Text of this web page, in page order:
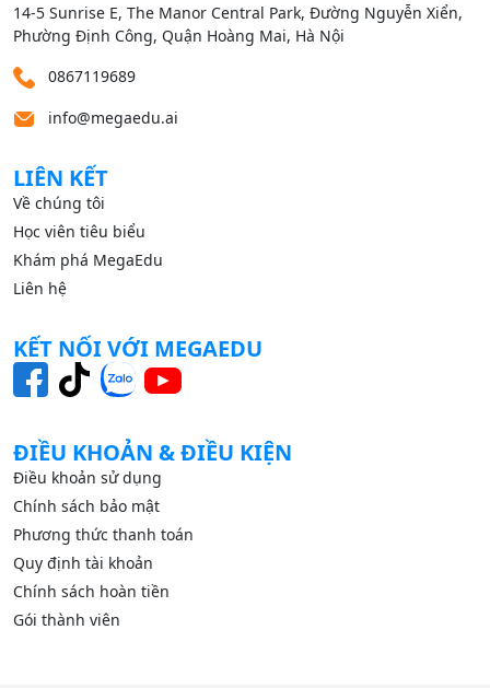
14‑5 Sunrise E, The Manor Central Park, Đường Nguyễn Xiển,
Phường Định Công, Quận Hoàng Mai, Hà Nội
0867119689
info@megaedu.ai
LIÊN KẾT
Về chúng tôi
Học viên tiêu biểu
Khám phá MegaEdu
Liên hệ
KẾT NỐI VỚI MEGAEDU
ĐIỀU KHOẢN & ĐIỀU KIỆN
Điều khoản sử dụng
Chính sách bảo mật
Phương thức thanh toán
Quy định tài khoản
Chính sách hoàn tiền
Gói thành viên